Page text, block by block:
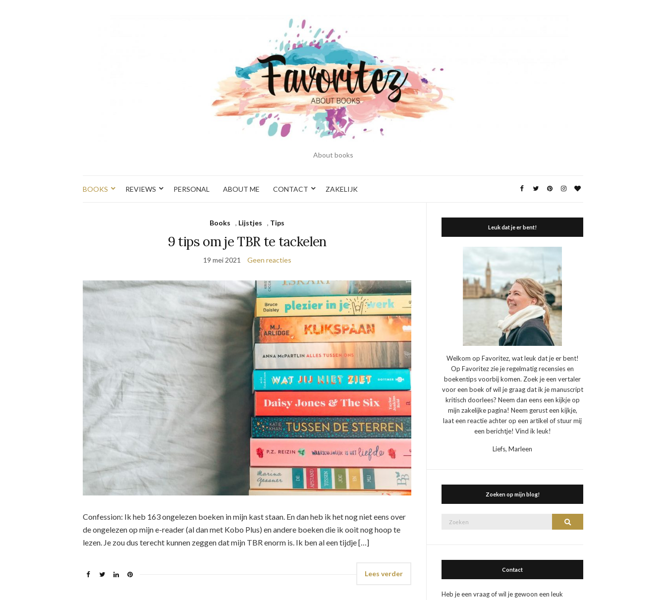
About books
BOOKS REVIEWS PERSONAL ABOUT ME CONTACT ZAKELIJK
Books , Lijstjes , Tips
9 tips om je TBR te tackelen
19 mei 2021 Geen reacties
Confession: Ik heb 163 ongelezen boeken in mijn kast staan. En dan heb ik het nog niet eens over
de ongelezen op mijn e-reader (al dan met Kobo Plus) en andere boeken die ik ooit nog hoop te
lezen. Je zou dus terecht kunnen zeggen dat mijn TBR enorm is. Ik ben al een tijdje […]
Lees verder
Leuk dat je er bent!
Welkom op Favoritez, wat leuk dat je er bent!
Op Favoritez zie je regelmatig recensies en
boekentips voorbij komen. Zoek je een vertaler
voor een boek of wil je graag dat ik je manuscript
kritisch doorlees? Neem dan eens een kijkje op
mijn zakelijke pagina! Neem gerust een kijkje,
laat een reactie achter op een artikel of stuur mij
een berichtje! Vind ik leuk!
Liefs, Marleen
Zoeken op mijn blog!
Zoek
Zoeken
Contact
Heb je een vraag of wil je gewoon een leuk